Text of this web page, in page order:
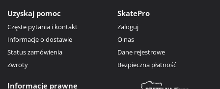
Uzyskaj pomoc
Częste pytania i kontakt
Informacje o dostawie
Status zamówienia
Zwroty
SkatePro
Zaloguj
O nas
Dane rejestrowe
Bezpieczna płatność
Informacje prawne